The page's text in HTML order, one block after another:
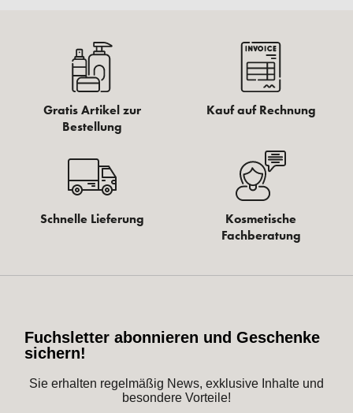
Gratis Artikel zur
Bestellung
Kauf auf Rechnung
Schnelle Lieferung
Kosmetische
Fachberatung
Fuchsletter abonnieren und Geschenke
sichern!
Sie erhalten regelmäßig News, exklusive Inhalte und
besondere Vorteile!